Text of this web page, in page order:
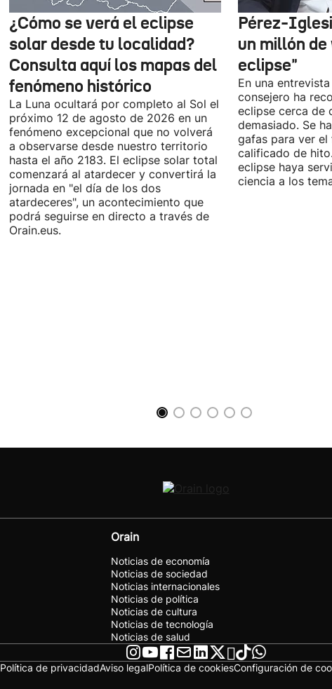
¿Cómo se verá el eclipse
solar desde tu localidad?
Consulta aquí los mapas del
fenómeno histórico
La Luna ocultará por completo al Sol el
próximo 12 de agosto de 2026 en un
fenómeno excepcional que no volverá
a observarse desde nuestro territorio
hasta el año 2183. El eclipse solar total
comenzará al atardecer y convertirá la
jornada en "el día de los dos
atardeceres", un acontecimiento que
podrá seguirse en directo a través de
Orain.eus.
Pérez-
un millón
eclipse"
En una
consejero ha
eclipse cerca de
demasiado. Se
gafas para ver el
calificado de
eclipse haya
ciencia a los
Orain
Noticias de economía
Noticias de sociedad
Noticias internacionales
Noticias de política
Noticias de cultura
Noticias de tecnología
Noticias de salud
Política de privacidadAviso legalPolítica de cookiesConfiguración de